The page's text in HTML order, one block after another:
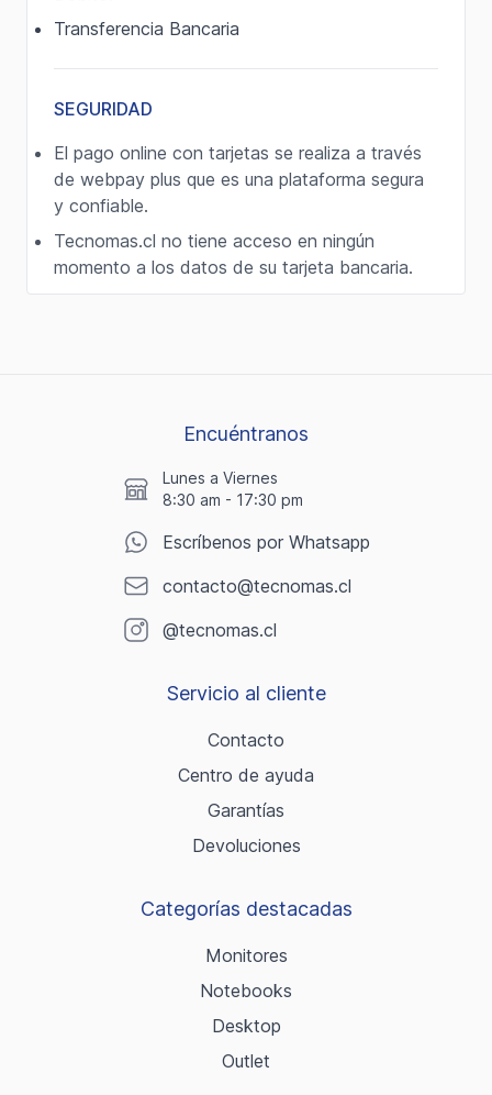
Transferencia Bancaria
SEGURIDAD
El pago online con tarjetas se realiza a través
de webpay plus que es una plataforma segura
y confiable.
Tecnomas.cl no tiene acceso en ningún
momento a los datos de su tarjeta bancaria.
Encuéntranos
Lunes a Viernes
8:30 am - 17:30 pm
Escríbenos por Whatsapp
contacto@tecnomas.cl
@tecnomas.cl
Servicio al cliente
Contacto
Centro de ayuda
Garantías
Devoluciones
Categorías destacadas
Monitores
Notebooks
Desktop
Outlet